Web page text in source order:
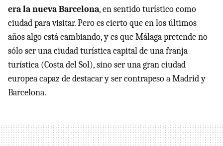
era la nueva Barcelona, en sentido turístico como
ciudad para visitar. Pero es cierto que en los últimos
años algo está cambiando, y es que Málaga pretende no
sólo ser una ciudad turística capital de una franja
turística (Costa del Sol), sino ser una gran ciudad
europea capaz de destacar y ser contrapeso a Madrid y
Barcelona.